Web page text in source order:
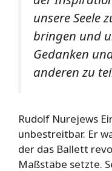
unsere Seele
bringen und
Gedanken
anderen zu
Rudolf Nurejews
unbestreitbar. Er
der das Ballett
Maßstäbe setzte.